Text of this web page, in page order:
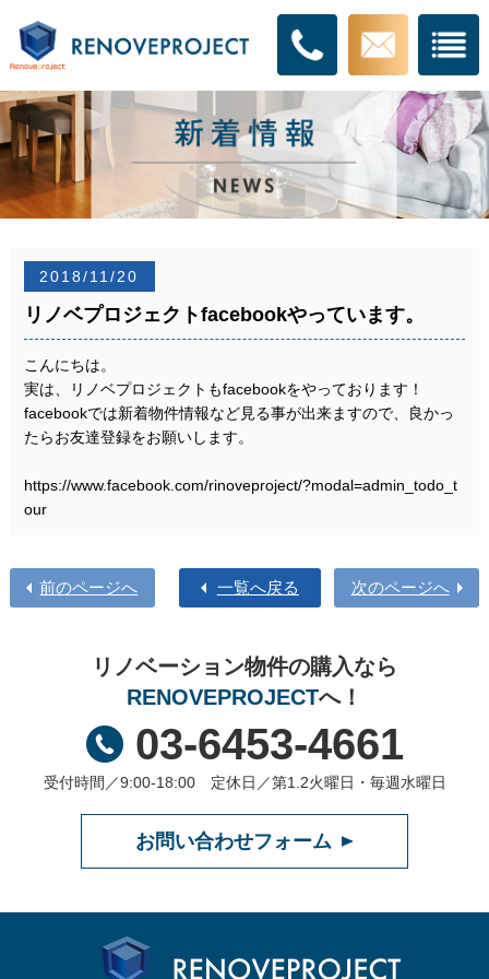
2018/11/20
リノベプロジェクトfacebookやっています。
こんにちは。
実は、リノベプロジェクトもfacebookをやっております！
facebookでは新着物件情報など見る事が出来ますので、良かっ
たらお友達登録をお願いします。
https://www.facebook.com/rinoveproject/?modal=admin_todo_t
our
前のページへ 次のページへ
一覧へ戻る
リノベーション物件の購入なら
RENOVEPROJECTへ！
03-6453-4661
受付時間／9:00-18:00 定休日／第1.2火曜日・毎週水曜日
お問い合わせフォーム